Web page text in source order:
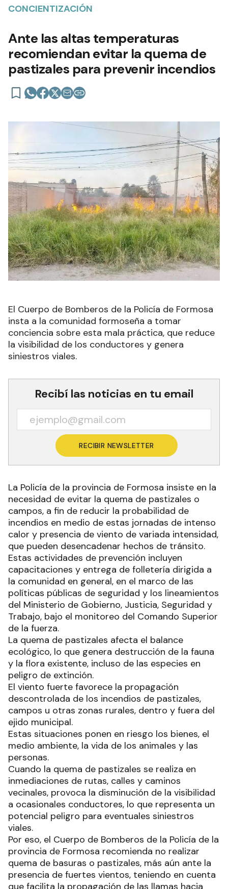
CONCIENTIZACIÓN
Ante las altas temperaturas
recomiendan evitar la quema de
pastizales para prevenir incendios
El Cuerpo de Bomberos de la Policía de Formosa
insta a la comunidad formoseña a tomar
conciencia sobre esta mala práctica, que reduce
la visibilidad de los conductores y genera
siniestros viales.
Recibí las noticias en tu email
RECIBIR NEWSLETTER
La Policía de la provincia de Formosa insiste en la
necesidad de evitar la quema de pastizales o
campos, a fin de reducir la probabilidad de
incendios en medio de estas jornadas de intenso
calor y presencia de viento de variada intensidad,
que pueden desencadenar hechos de tránsito.
Estas actividades de prevención incluyen
capacitaciones y entrega de folletería dirigida a
la comunidad en general, en el marco de las
políticas públicas de seguridad y los lineamientos
del Ministerio de Gobierno, Justicia, Seguridad y
Trabajo, bajo el monitoreo del Comando Superior
de la fuerza.
La quema de pastizales afecta el balance
ecológico, lo que genera destrucción de la fauna
y la flora existente, incluso de las especies en
peligro de extinción.
El viento fuerte favorece la propagación
descontrolada de los incendios de pastizales,
campos u otras zonas rurales, dentro y fuera del
ejido municipal.
Estas situaciones ponen en riesgo los bienes, el
medio ambiente, la vida de los animales y las
personas.
Cuando la quema de pastizales se realiza en
inmediaciones de rutas, calles y caminos
vecinales, provoca la disminución de la visibilidad
a ocasionales conductores, lo que representa un
potencial peligro para eventuales siniestros
viales.
Por eso, el Cuerpo de Bomberos de la Policía de la
provincia de Formosa recomienda no realizar
quema de basuras o pastizales, más aún ante la
presencia de fuertes vientos, teniendo en cuenta
que facilita la propagación de las llamas hacia